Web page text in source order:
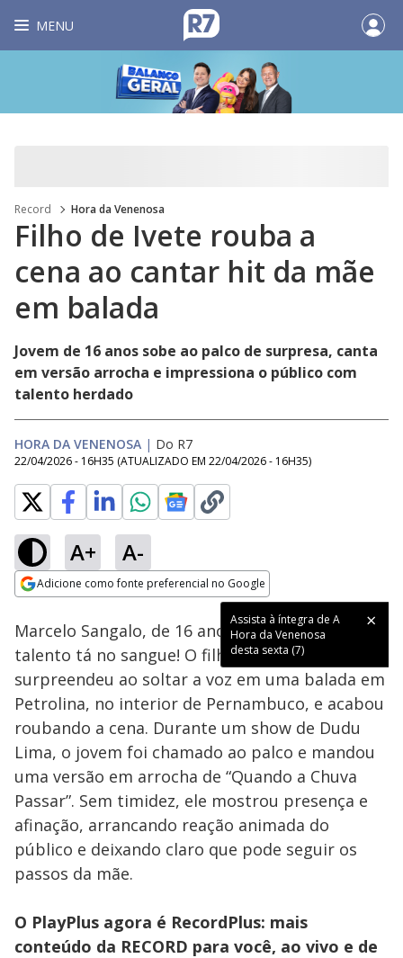
MENU
Record Hora da Venenosa
Filho de Ivete rouba a
cena ao cantar hit da mãe
em balada
Jovem de 16 anos sobe ao palco de surpresa, canta
em versão arrocha e impressiona o público com
talento herdado
HORA DA VENENOSA | Do R7
22/04/2026 - 16H35 (ATUALIZADO EM 22/04/2026 - 16H35)
A+ A-
Adicione como fonte preferencial no Google
Assista à íntegra de A
Hora da Venenosa
desta sexta (7)
Ativar
86.78%
Marcelo Sangalo, de 16 anos, mostrou que o
talento tá no sangue! O filho de Ivete Sangalo
surpreendeu ao soltar a voz em uma balada em
Petrolina, no interior de Pernambuco, e acabou
roubando a cena. Durante um show de Dudu
Lima, o jovem foi chamado ao palco e mandou
uma versão em arrocha de “Quando a Chuva
Passar”. Sem timidez, ele mostrou presença e
afinação, arrancando reação animada do
público e deixando claro que pode seguir os
passos da mãe.
O PlayPlus agora é RecordPlus: mais
conteúdo da RECORD para você, ao vivo e de